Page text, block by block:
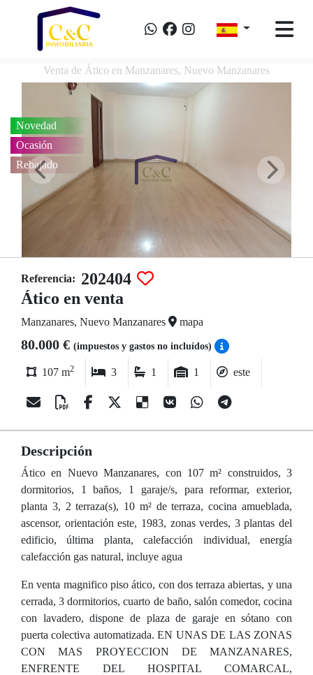
Venta de Ático en Manzanares, Nuevo Manzanares
Novedad
Ocasión
Rebajado
Referencia: 202404
Ático en venta
Manzanares, Nuevo Manzanares mapa
80.000 € (impuestos y gastos no incluídos)
107 m2 3 1 1 este
Descripción
Ático en Nuevo Manzanares, con 107 m² construidos, 3
dormitorios, 1 baños, 1 garaje/s, para reformar, exterior,
planta 3, 2 terraza(s), 10 m² de terraza, cocina amueblada,
ascensor, orientación este, 1983, zonas verdes, 3 plantas del
edificio, última planta, calefacción individual, energía
calefacción gas natural, incluye agua
En venta magnifico piso ático, con dos terraza abiertas, y una
cerrada, 3 dormitorios, cuarto de baño, salón comedor, cocina
con lavadero, dispone de plaza de garaje en sótano con
puerta colectiva automatizada. EN UNAS DE LAS ZONAS
CON MAS PROYECCION DE MANZANARES,
ENFRENTE DEL HOSPITAL COMARCAL,